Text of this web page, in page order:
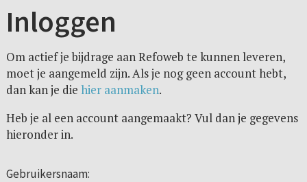
Inloggen
Om actief je bijdrage aan Refoweb te kunnen leveren,
moet je aangemeld zijn. Als je nog geen account hebt,
dan kan je die hier aanmaken.
Heb je al een account aangemaakt? Vul dan je gegevens
hieronder in.
Gebruikersnaam: